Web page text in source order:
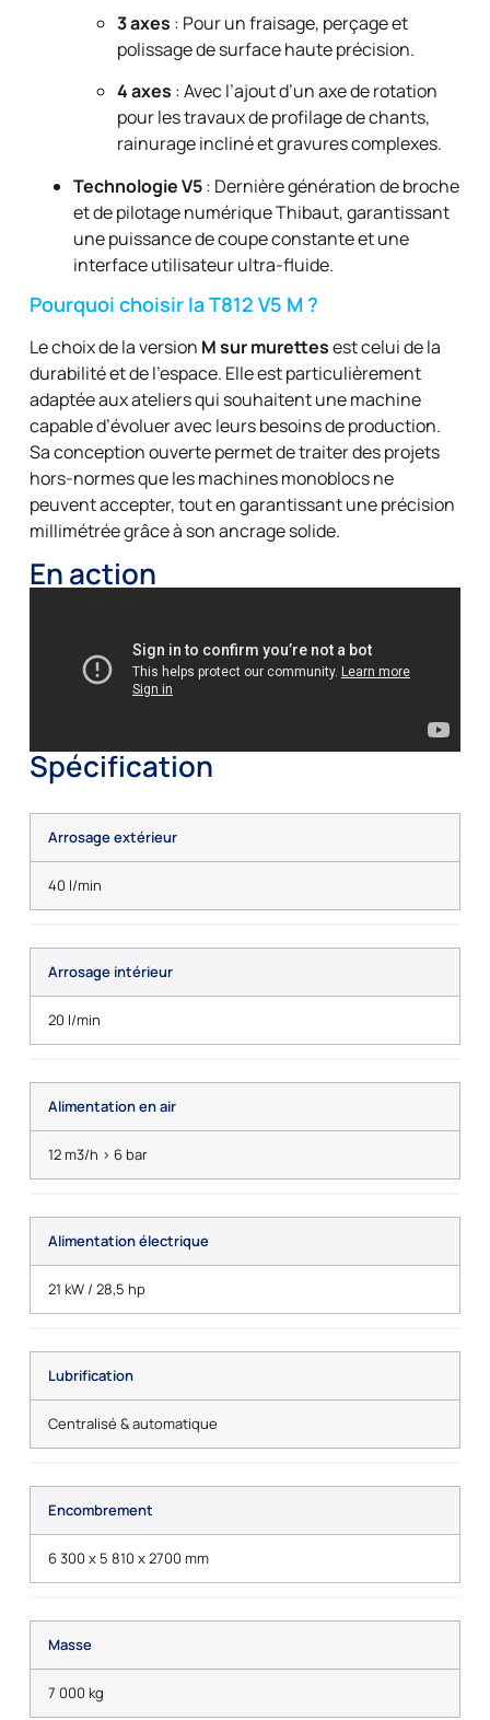
3 axes : Pour un fraisage, perçage et
polissage de surface haute précision.
4 axes : Avec l’ajout d’un axe de rotation
pour les travaux de profilage de chants,
rainurage incliné et gravures complexes.
Technologie V5: Dernière génération de broche
et de pilotage numérique Thibaut, garantissant
une puissance de coupe constante et une
interface utilisateur ultra-fluide.
Pourquoi choisir la T812 V5 M ?
Le choix de la version M sur murettesest celui de la
durabilité et de l’espace. Elle est particulièrement
adaptée aux ateliers qui souhaitent une machine
capable d’évoluer avec leurs besoins de production.
Sa conception ouverte permet de traiter des projets
hors-normes que les machines monoblocs ne
peuvent accepter, tout en garantissant une précision
millimétrée grâce à son ancrage solide.
En action
Spécification
Arrosage extérieur
40 l/min
Arrosage intérieur
20 l/min
Alimentation en air
12 m3/h > 6 bar
Alimentation électrique
21 kW / 28,5 hp
Lubrification
Centralisé & automatique
Encombrement
6 300 x 5 810 x 2700 mm
Masse
7 000 kg